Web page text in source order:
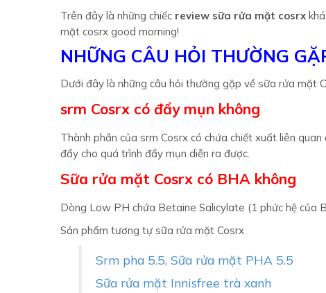
Trên đây là những chiếc review sữa rửa mặt cosrx
mặt cosrx good morning!
NHỮNG CÂU HỎI THƯỜNG
Dưới đây là những câu hỏi thường gặp về sữa rửa mặt
srm Cosrx có đẩy mụn không
Thành phần của srm Cosrx có chứa chiết xuất liên
đẩy cho quá trình đẩy mụn diễn ra được.
Sữa rửa mặt Cosrx có BHA không
Dòng Low PH chứa Betaine Salicylate (1 phức hệ của
Sản phẩm tương tự sữa rửa mặt Cosrx
Srm pha 5.5, Sữa rửa mặt PHA 5.5
Sữa rửa mặt Innisfree trà xanh